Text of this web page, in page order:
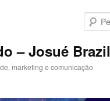
– Josué Brazil
marketing e comunicação